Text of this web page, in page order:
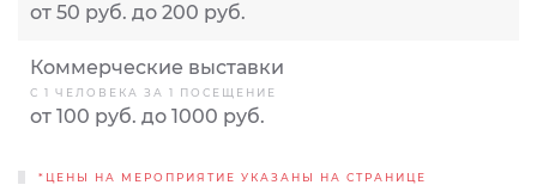
от 50 руб. до 200 руб.
Коммерческие выставки
С 1 ЧЕЛОВЕКА ЗА 1 ПОСЕЩЕНИЕ
от 100 руб. до 1000 руб.
*ЦЕНЫ НА МЕРОПРИЯТИЕ УКАЗАНЫ НА СТРАНИЦЕ